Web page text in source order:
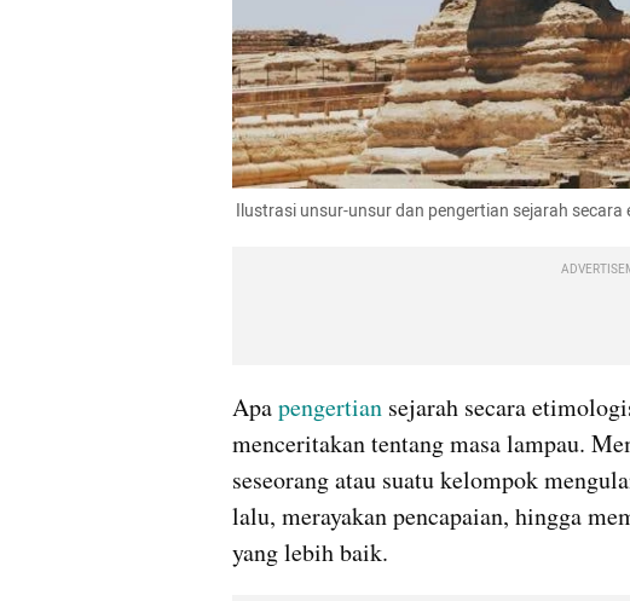
Ilustrasi unsur-unsur dan pengertian sejarah secara
Apa pengertian sejarah secara
menceritakan tentang masa lampau.
seseorang atau suatu kelompok
lalu, merayakan pencapaian, hingga
yang lebih baik.